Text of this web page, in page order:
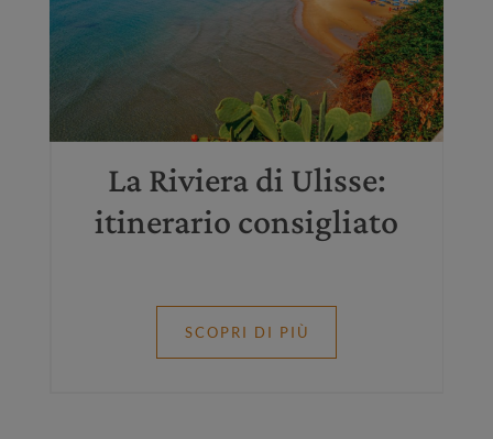
La Riviera di Ulisse:
itinerario consigliato
SCOPRI DI PIÙ